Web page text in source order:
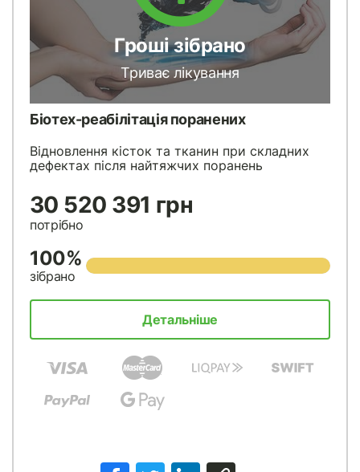
Гроші зібрано
Триває лікування
Біотех-реабілітація поранених
Відновлення кісток та тканин при складних
дефектах після найтяжчих поранень
30 520 391 грн
потрібно
100%
зібрано
Детальніше